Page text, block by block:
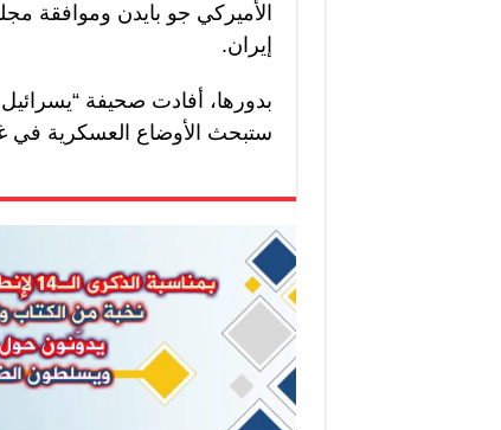
الأميركي جو بايدن وموافقة
إيران.
بدورها، أفادت صحيفة
ستبحث الأوضاع العسكرية في